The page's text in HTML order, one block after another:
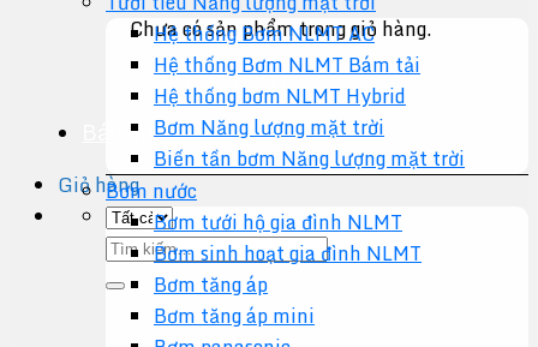
Chưa có sản phẩm trong giỏ hàng.
Quay trở lại cửa hàng
Báo giá +
Giỏ hàng
Tìm
kiếm:
Hệ thống Bơm NLMT AC
Hệ thống Bơm NLMT Bám tải
Hệ thống bơm NLMT Hybrid
Bơm Năng lượng mặt trời
Biến tần bơm Năng lượng mặt trời
Bơm nước
Bơm tưới hộ gia đình NLMT
Bơm sinh hoạt gia đình NLMT
Bơm tăng áp
Bơm tăng áp mini